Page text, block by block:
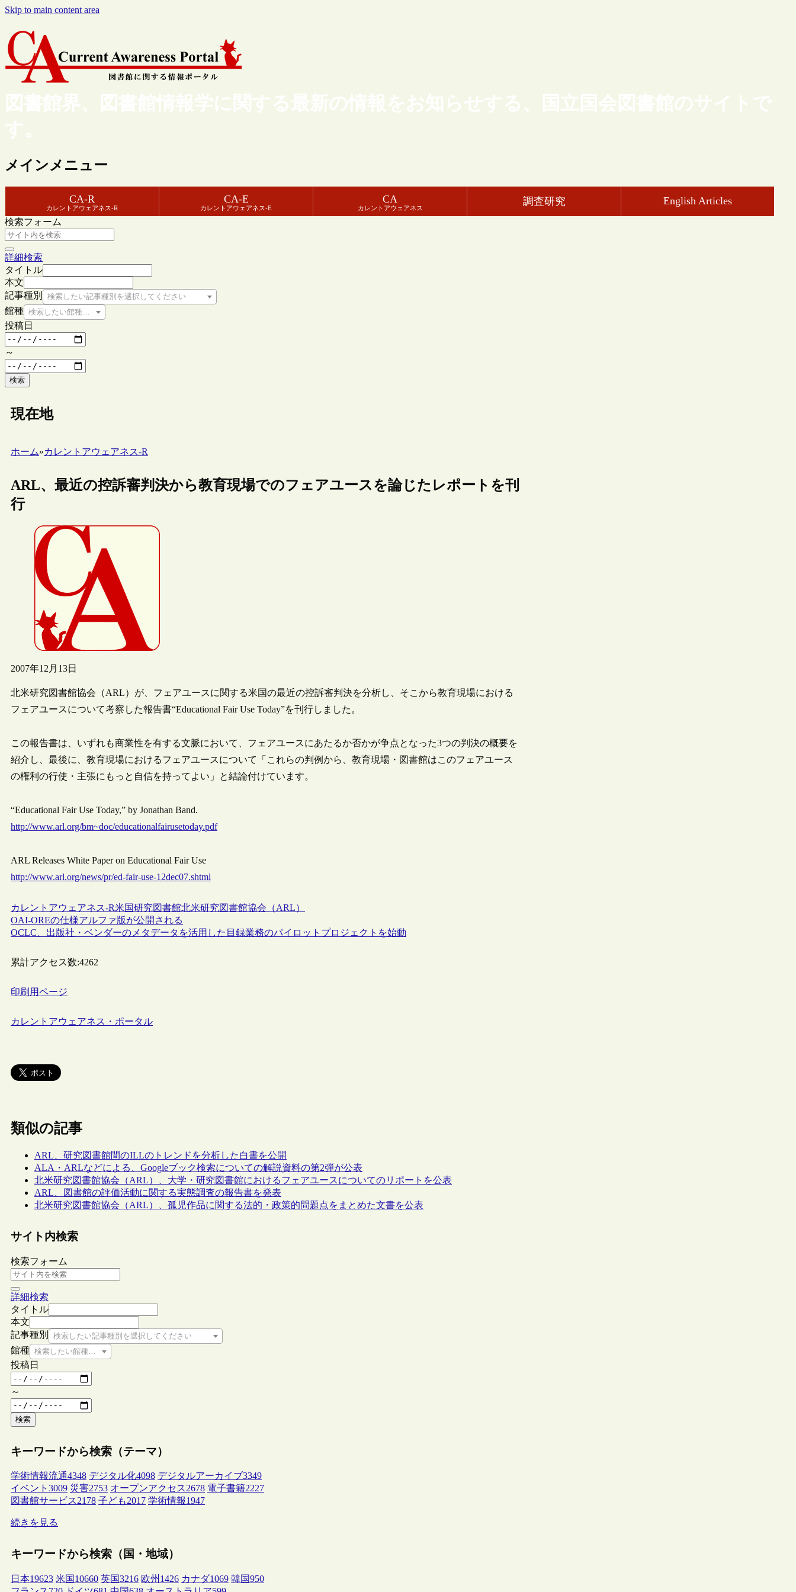
Skip to main content area
図書館界、図書館情報学に関する最新の情報をお知らせする、国立国会図書館のサイトで
す。
メインメニュー
CA-R
カレントアウェアネス-R
CA-E
カレントアウェアネス-E
CA
カレントアウェアネス
調査研究 English Articles
検索フォーム
詳細検索
タイトル
本文
記事種別
検索したい記事種別を選択してください
館種 検索したい館種を選択してください
投稿日
～
検索
現在地
ホーム»カレントアウェアネス-R
ARL、最近の控訴審判決から教育現場でのフェアユースを論じたレポートを刊
行
2007年12月13日
北米研究図書館協会（ARL）が、フェアユースに関する米国の最近の控訴審判決を分析し、そこから教育現場における
フェアユースについて考察した報告書“Educational Fair Use Today”を刊行しました。
この報告書は、いずれも商業性を有する文脈において、フェアユースにあたるか否かが争点となった3つの判決の概要を
紹介し、最後に、教育現場におけるフェアユースについて「これらの判例から、教育現場・図書館はこのフェアユース
の権利の行使・主張にもっと自信を持ってよい」と結論付けています。
“Educational Fair Use Today,” by Jonathan Band.
http://www.arl.org/bm~doc/educationalfairusetoday.pdf
ARL Releases White Paper on Educational Fair Use
http://www.arl.org/news/pr/ed-fair-use-12dec07.shtml
カレントアウェアネス-R米国研究図書館北米研究図書館協会（ARL）
OAI-OREの仕様アルファ版が公開される
OCLC、出版社・ベンダーのメタデータを活用した目録業務のパイロットプロジェクトを始動
累計アクセス数:4262
印刷用ページ
カレントアウェアネス・ポータル
類似の記事
ARL、研究図書館間のILLのトレンドを分析した白書を公開
ALA・ARLなどによる、Googleブック検索についての解説資料の第2弾が公表
北米研究図書館協会（ARL）、大学・研究図書館におけるフェアユースについてのリポートを公表
ARL、図書館の評価活動に関する実態調査の報告書を発表
北米研究図書館協会（ARL）、孤児作品に関する法的・政策的問題点をまとめた文書を公表
サイト内検索
検索フォーム
詳細検索
タイトル
本文
記事種別
検索したい記事種別を選択してください
館種 検索したい館種を選択してください
投稿日
～
検索
キーワードから検索（テーマ）
学術情報流通4348 デジタル化4098 デジタルアーカイブ3349
イベント 3009 災害2753 オープンアクセス2678 電子書籍2227
図書館サービス2178 子ども2017 学術情報1947
続きを見る
キーワードから検索（国・地域）
日本19623 米国 10660 英国3216 欧州 1426 カナダ1069 韓国950